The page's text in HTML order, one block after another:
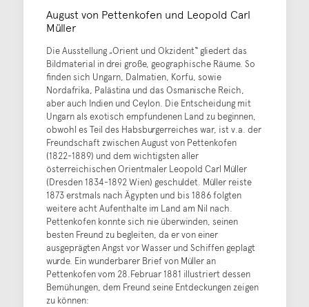
August von Pettenkofen und Leopold Carl
Müller
Die Ausstellung „Orient und Okzident“ gliedert das
Bildmaterial in drei große, geographische Räume. So
finden sich Ungarn, Dalmatien, Korfu, sowie
Nordafrika, Palästina und das Osmanische Reich,
aber auch Indien und Ceylon. Die Entscheidung mit
Ungarn als exotisch empfundenen Land zu beginnen,
obwohl es Teil des Habsburgerreiches war, ist v.a. der
Freundschaft zwischen August von Pettenkofen
(1822-1889) und dem wichtigsten aller
österreichischen Orientmaler Leopold Carl Müller
(Dresden 1834-1892 Wien) geschuldet. Müller reiste
1873 erstmals nach Ägypten und bis 1886 folgten
weitere acht Aufenthalte im Land am Nil nach.
Pettenkofen konnte sich nie überwinden, seinen
besten Freund zu begleiten, da er von einer
ausgeprägten Angst vor Wasser und Schiffen geplagt
wurde. Ein wunderbarer Brief von Müller an
Pettenkofen vom 28.Februar 1881 illustriert dessen
Bemühungen, dem Freund seine Entdeckungen zeigen
zu können: